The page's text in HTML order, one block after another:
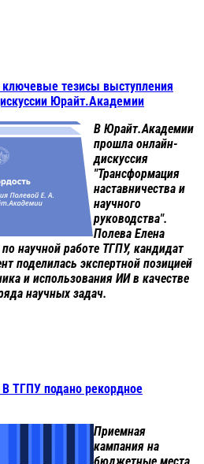
ключевые тезисы выступления
Юрайт.Академии
В Юрайт.Академии
прошла онлайн-
дискуссия
"Трансформация
наставничества и
научного
руководства".
Полева Елена
научной работе ТГПУ, кандидат
поделилась экспертной позицией
и использования ИИ в качестве
научных задач.
ТГПУ подано рекордное
Приемная
кампания на